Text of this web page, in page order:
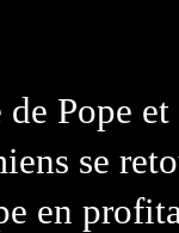
de
se
en